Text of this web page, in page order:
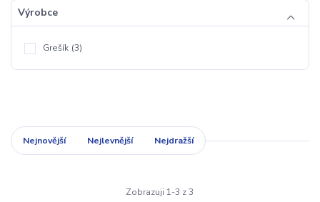
Výrobce
Grešík (3)
Nejnovější Nejlevnější Nejdražší
Zobrazuji 1-3 z 3